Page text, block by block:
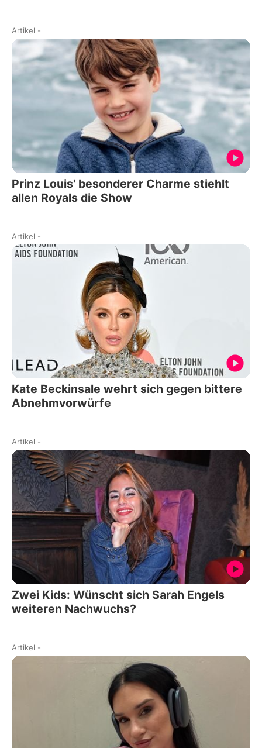
Artikel -
Prinz Louis' besonderer Charme stiehlt
allen Royals die Show
Artikel -
Kate Beckinsale wehrt sich gegen bittere
Abnehmvorwürfe
Artikel -
Zwei Kids: Wünscht sich Sarah Engels
weiteren Nachwuchs?
Artikel -